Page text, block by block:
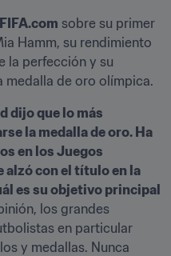
FIFA.com sobre su primer
Hamm, su rendimiento
la perfección y su
medalla de oro olímpica.
dijo que lo más
la medalla de oro. Ha
en los Juegos
alzó con el título en la
es su objetivo principal
los grandes
en particular
y medallas. Nunca